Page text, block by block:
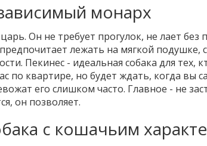
монарх
Он не требует прогулок, не лает
лежать на мягкой подушке,
Пекинес - идеальная собака для тех,
по квартире, но будет ждать, когда вы
его слишком часто. Главное - не
он позволяет.
с кошачьим